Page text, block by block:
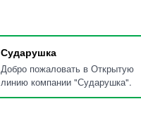
Сударушка
Добро пожаловать в Открытую
линию компании "Сударушка".